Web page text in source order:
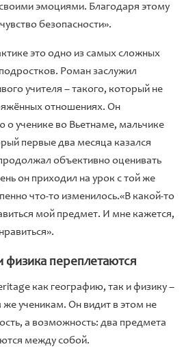
эмоциями. Благодаря этому
безопасности».
это одно из самых сложных
Роман заслужил
учителя – такого, который не
отношениях. Он
о ученике во Вьетнаме, мальчике
первые два месяца казался
объективно оценивать
он приходил на урок с той же
что-то изменилось.«В какой-то
мой предмет. И мне кажется,
физика переплетаются
как географию, так и физику –
ученикам. Он видит в этом не
а возможность: два предмета
между собой.